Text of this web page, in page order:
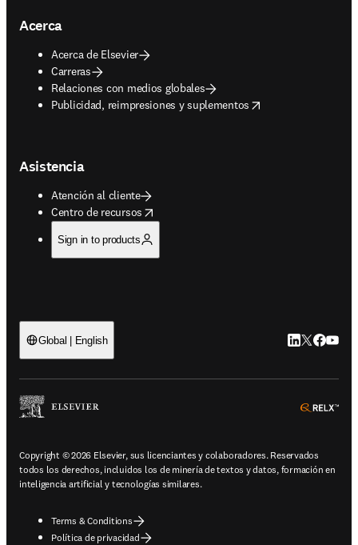
Acerca
Acerca de Elsevier
Carreras
Relaciones con medios globales
Publicidad, reimpresiones y suplementos
opens in new tab/window
Asistencia
Atención al cliente
Centro de recursos
opens in new tab/window
Sign in to products
Global | English LinkedIn se
Twitter se
Copyright © 2026 Elsevier, sus licenciantes y colaboradores. Reservados
todos los derechos, incluidos los de minería de textos y datos, formación en
inteligencia artificial y tecnologías similares.
Terms & Conditions
Política de privacidad